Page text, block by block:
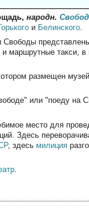
народн.
и Белинского.
и маршрутные такси,
размещен
или "поеду на
место для
Здесь
, здесь милиция
.